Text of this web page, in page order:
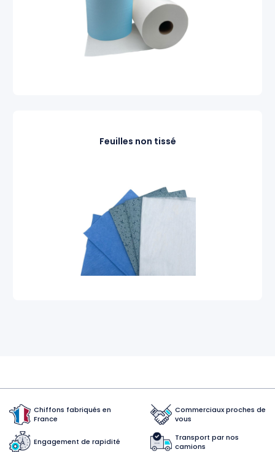
Feuilles non tissé
Chiffons fabriqués en
France
Commerciaux proches de
vous
Engagement de rapidité
Transport par nos
camions